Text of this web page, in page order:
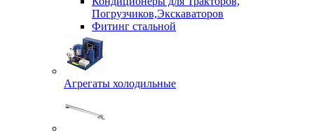
Погрузчиков,Экскаваторов
Фитинг стальной
Агрегаты холодильные